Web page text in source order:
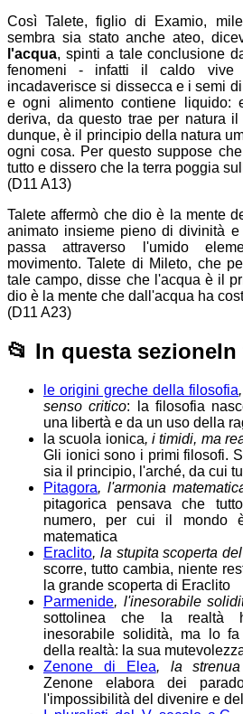
Così Talete, figlio di Examio,
sembra sia stato anche ateo,
l'acqua, spinti a tale conclusione
fenomeni - infatti il caldo vive
incadaverisce si dissecca e i semi
e ogni alimento contiene
deriva, da questo trae per natura
dunque, è il principio della natura
ogni cosa. Per questo suppose
tutto e dissero che la terra poggia
(D11 A13)
Talete affermò che dio è la mente
animato insieme pieno di divinità
passa attraverso l'umido
movimento. Talete di Mileto, che
tale campo, disse che l'acqua è il
dio è la mente che dall'acqua ha
(D11 A23)
📂 In questa sezioneIn
le origini greche della filosofia
senso critico: la filosofia
una libertà e da un uso della
la scuola ionica, i timidi, ma
Gli ionici sono i primi filosofi.
sia il principio, l'arché, da cui
Pitagora, l'armonia
pitagorica pensava che
numero, per cui il mondo
matematica
Eraclito, la stupita scoperta
scorre, tutto cambia, niente
la grande scoperta di Eraclito
Parmenide, l'inesorabile
sottolinea che la realtà
inesorabile solidità, ma lo
della realtà: la sua
Zenone di Elea, la
Zenone elabora dei
l'impossibilità del divenire e